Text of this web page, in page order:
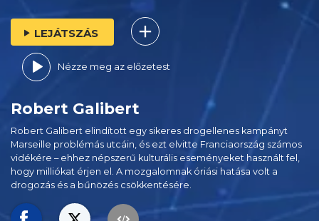
LEJÁTSZÁS
Nézze meg az előzetest
Robert Galibert
Robert Galibert elindított egy sikeres drogellenes kampányt
Marseille problémás utcáin, és ezt elvitte Franciaország számos
vidékére – ehhez népszerű kulturális eseményeket használt fel,
hogy milliókat érjen el. A mozgalomnak óriási hatása volt a
drogozás és a bűnözés csökkentésére.